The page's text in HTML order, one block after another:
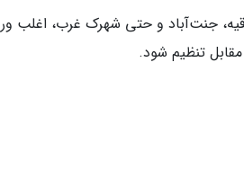
جنت‌آباد و حتی شهرک غرب، اغلب
تنظیم شود.